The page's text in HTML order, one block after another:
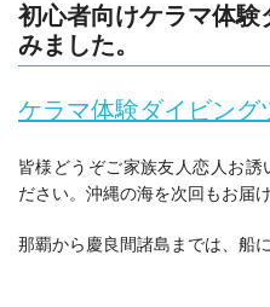
初心者向けケラマ体験
みました。
ケラマ体験ダイビング
皆様どうぞご家族友人恋人お誘
ださい。沖縄の海を次回もお届け
那覇から慶良間諸島までは、船